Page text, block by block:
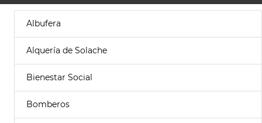
Albufera
Alquería de Solache
Bienestar Social
Bomberos